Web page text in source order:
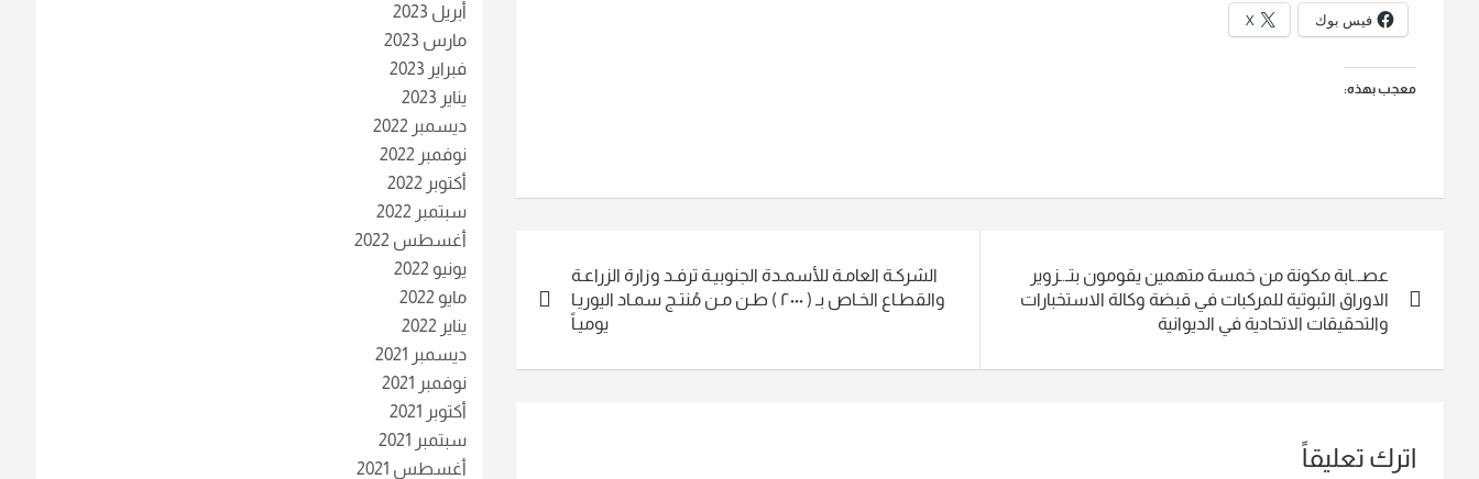
فيس بوك X
معجب بهذه:
المقالات
عصـ.ـابة مكونة من خمسة متهمين يقومون بتـ.ـزوير
الاوراق الثبوتية للمركبات في قبضة وكالة الاستخبارات
والتحقيقات الاتحادية في الديوانية
الشركـة العامـة للأسمـدة الجنوبيـة ترفـد وزارة الزراعـة
والقطـاع الخـاص بـ ( ٢٠٠٠ ) طـن مـن مُنتـج سمـاد اليوريـا
يوميـاً
اترك تعليقاً
أبريل 2023
مارس 2023
فبراير 2023
يناير 2023
ديسمبر 2022
نوفمبر 2022
أكتوبر 2022
سبتمبر 2022
أغسطس 2022
يونيو 2022
مايو 2022
يناير 2022
ديسمبر 2021
نوفمبر 2021
أكتوبر 2021
سبتمبر 2021
أغسطس 2021